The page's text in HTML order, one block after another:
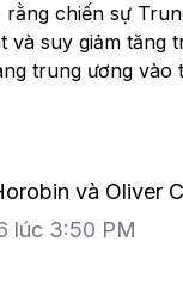
rằng chiến sự
và suy giảm tăng
trung ương vào
và Oliver
lúc 3:50 PM